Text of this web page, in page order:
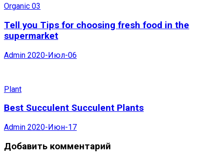
Organic 03
Tell you Tips for choosing fresh food in the
supermarket
Admin 2020-Июл-06
Plant
Best Succulent Succulent Plants
Admin 2020-Июн-17
Добавить комментарий